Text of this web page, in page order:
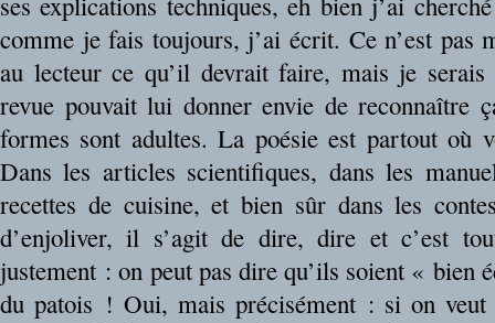
comme je fais toujours, j’ai écrit. Ce n’est pas
au lecteur ce qu’il devrait faire, mais je
revue pouvait lui donner envie de reconnaître
formes sont adultes. La poésie est partout où
Dans les articles scientifiques, dans les
recettes de cuisine, et bien sûr dans les
d’enjoliver, il s’agit de dire, dire et c’est
justement : on peut pas dire qu’ils soient « bien
du patois ! Oui, mais précisément : si on